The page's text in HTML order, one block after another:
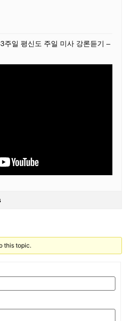
주일 평신도 주일 미사 강론듣기 –
this topic.